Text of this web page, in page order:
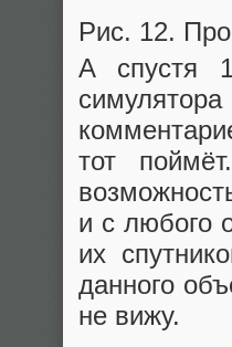
Рис. 12.
А спустя
тот
и с любого
их
данного
не вижу.